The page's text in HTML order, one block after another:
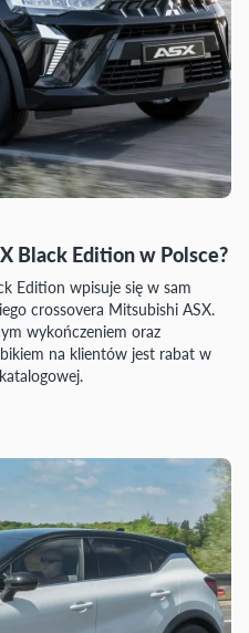
Black Edition w Polsce?
Edition wpisuje się w sam
crossovera Mitsubishi ASX.
wykończeniem oraz
na klientów jest rabat w